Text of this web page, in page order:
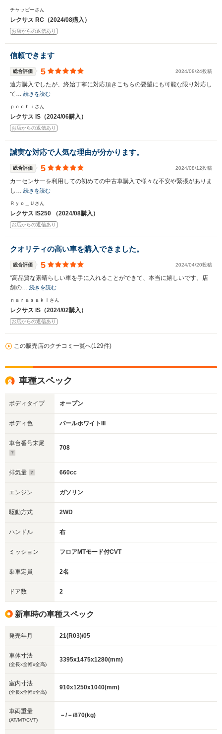
チャッピーさん
レクサス RC（2024/08購入）
お店からの返信あり
信頼できます
総合評価 5 2024/08/24投稿
遠方購入でしたが、終始丁寧に対応頂きこちらの要望にも可能な限り対応し
て… 続きを読む
ｐｏｃｈｉさん
レクサス IS（2024/06購入）
お店からの返信あり
誠実な対応で人気な理由が分かります。
総合評価 5 2024/08/12投稿
カーセンサーを利用しての初めての中古車購入で様々な不安や緊張がありま
し… 続きを読む
Ｒｙｏ＿Ｕさん
レクサス IS250 （2024/08購入）
お店からの返信あり
クオリティの高い車を購入できました。
総合評価 5 2024/04/20投稿
“高品質な素晴らしい車を手に入れることができて、本当に嬉しいです。店
舗の… 続きを読む
ｎａｒａｓａｋｉさん
レクサス IS（2024/02購入）
お店からの返信あり
この販売店のクチコミ一覧へ(129件)
車種スペック
ボディタイプ オープン
ボディ色 パールホワイトIII
車台番号末尾
708
排気量 660cc
エンジン ガソリン
駆動方式 2WD
ハンドル 右
ミッション フロアMTモード付CVT
乗車定員 2名
ドア数 2
新車時の車種スペック
発売年月 21(R03)/05
車体寸法
(全長x全幅x全高)
3395x1475x1280(mm)
室内寸法
(全長x全幅x全高)
910x1250x1040(mm)
車両重量
(AT/MT/CVT)
－/－/870(kg)